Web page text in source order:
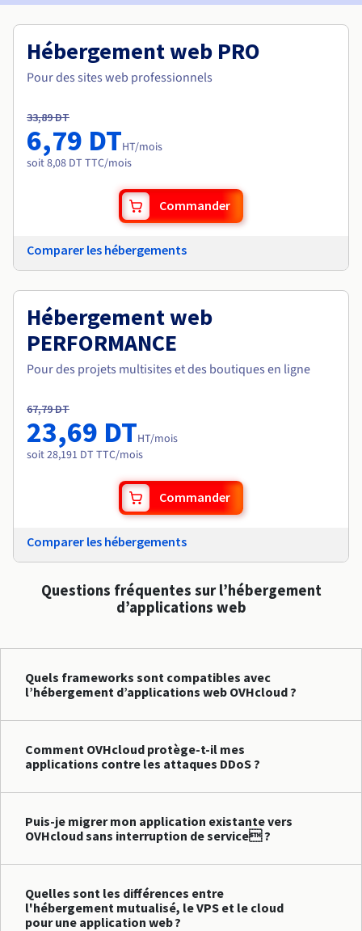
Hébergement web PRO
Pour des sites web professionnels
33,89 DT
6,79 DTHT/mois
soit 8,08 DT TTC/mois
Commander
Comparer les hébergements
Hébergement web
PERFORMANCE
Pour des projets multisites et des boutiques en ligne
67,79 DT
23,69 DTHT/mois
soit 28,191 DT TTC/mois
Commander
Comparer les hébergements
Questions fréquentes sur l’hébergement
d’applications web
Quels frameworks sont compatibles avec
l’hébergement d’applications web OVHcloud ?
Comment OVHcloud protège-t-il mes
applications contre les attaques DDoS ?
Puis-je migrer mon application existante vers
OVHcloud sans interruption de service ?
Quelles sont les différences entre
l'hébergement mutualisé, le VPS et le cloud
pour une application web ?